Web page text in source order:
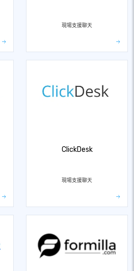
現場支援聊天
ClickDesk
現場支援聊天